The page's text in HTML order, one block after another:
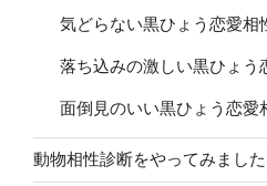
気どらない黒ひょう恋愛相
落ち込みの激しい黒ひょう
面倒見のいい黒ひょう恋愛
動物相性診断をやってみました